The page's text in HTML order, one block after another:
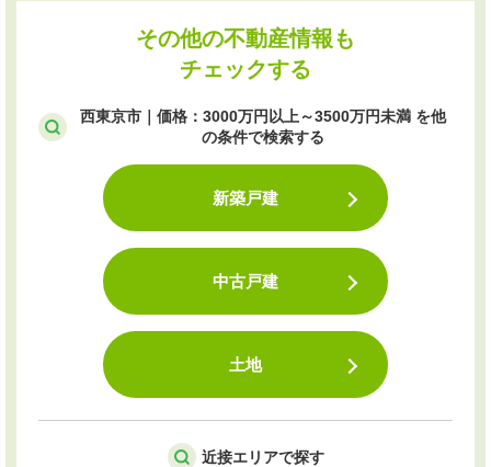
その他の不動産情報も
チェックする
西東京市｜価格：3000万円以上～3500万円未満 を他
の条件で検索する
新築戸建
中古戸建
土地
近接エリアで探す